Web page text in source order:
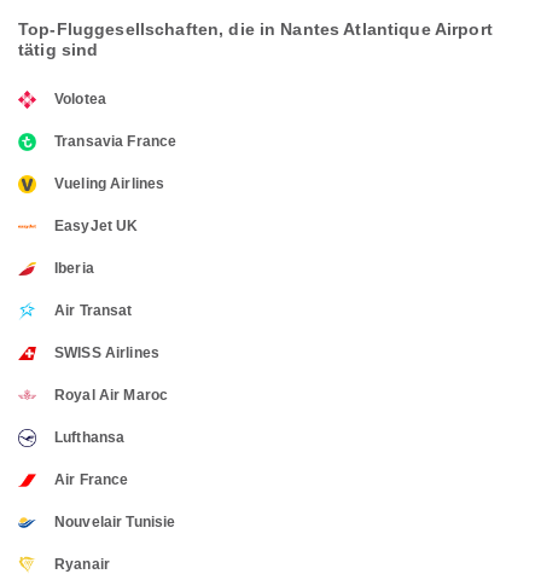
Top-Fluggesellschaften, die in Nantes Atlantique Airport
tätig sind
Volotea
Transavia France
Vueling Airlines
EasyJet UK
Iberia
Air Transat
SWISS Airlines
Royal Air Maroc
Lufthansa
Air France
Nouvelair Tunisie
Ryanair